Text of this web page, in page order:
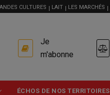
CULTURES LAIT LES MARCHÉS
USER
ACCOUNT
MENU
Je
m'abonne
ÉCHOS DE NOS TERRITOIRES